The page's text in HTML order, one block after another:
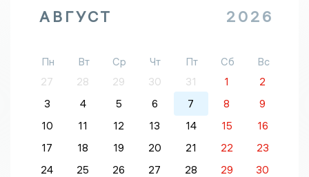
АВГУСТ 2026
Пн Вт Ср Чт Пт Сб
Вс
27
28 29 30 31 1
2
3
4 5 6 7 8
9
10
11 12 13 14 15
16
17
18 19 20 21 22
23
24
25 26 27 28 29
30